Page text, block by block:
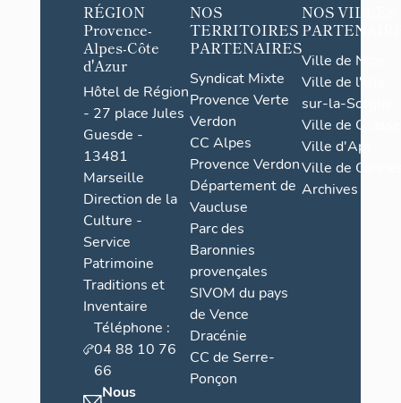
RÉGION
Provence-
Alpes-Côte
d'Azur
Hôtel de Région
- 27 place Jules
Guesde -
13481
Marseille
Direction de la
Culture -
Service
Patrimoine
Traditions et
Inventaire
Téléphone :
04 88 10 76
66
Nous
NOS
TERRITOIRES
PARTENAIRES
Syndicat Mixte
Provence Verte
Verdon
CC Alpes
Provence Verdon
Département de
Vaucluse
Parc des
Baronnies
provençales
SIVOM du pays
de Vence
Dracénie
CC de Serre-
Ponçon
NOS VILLES
Ville de Nice
Ville de l'Isle-
sur-la-Sorgue
Ville de Grasse
Ville d'Apt
Ville de
Archives